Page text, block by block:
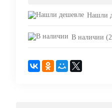
Нашли
В наличии